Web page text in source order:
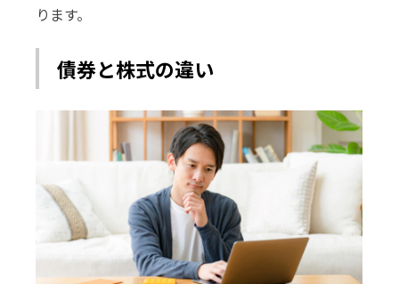
ります。
債券と株式の違い